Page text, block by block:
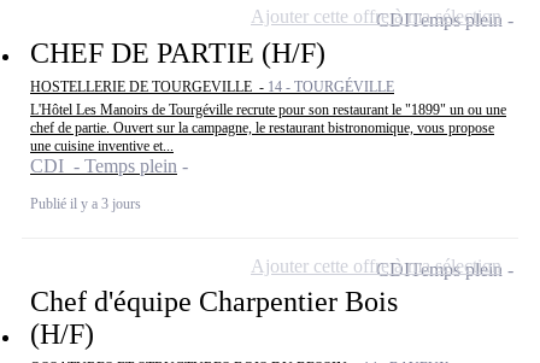
CHEF DE PARTIE (H/F)
HOSTELLERIE DE TOURGEVILLE - 14 - TOURGÉVILLE
L'Hôtel Les Manoirs de Tourgéville recrute pour son restaurant le "1899" un ou une
chef de partie. Ouvert sur la campagne, le restaurant bistronomique, vous propose
une cuisine inventive et...
CDI - Temps plein
Publié il y a 3 jours
CDITemps plein
Ajouter cette offre à ma sélection
Chef d'équipe Charpentier Bois
(H/F)
CDITemps plein
Ajouter cette offre à ma sélection